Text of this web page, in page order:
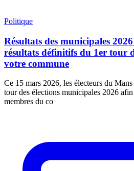
Politique
Résultats des municipales
résultats définitifs du 1er tour
votre commune
Ce 15 mars 2026, les électeurs du
tour des élections municipales 2026
membres du co